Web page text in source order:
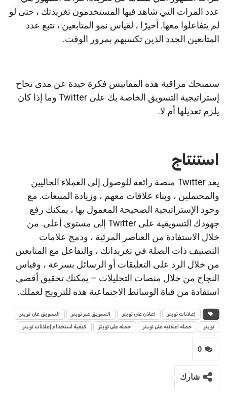
عدد المرات التي شاهد فيها المستخدمون تغريدتك ، حتى لو
لم يتفاعلوا معها. أخيرًا ، لقياس نمو المتابعين ، تتبع عدد
المتابعين الجدد الذين تكسبهم بمرور الوقت.
ستمنحك مراقبة هذه المقاييس فكرة جيدة عن مدى نجاح
إستراتيجية التسويق الخاصة بك على Twitter وما إذا كان
يلزم تعديلها أم لا.
استنتاج
يعد Twitter منصة رائعة للوصول إلى العملاء الحاليين
والمحتملين ، وبناء علاقات معهم ، وزيادة المبيعات. مع
وجود الإستراتيجية الصحيحة المعمول بها ، يمكنك رفع
جهودك التسويقية على Twitter إلى مستوى أعلى.
من
خلال الاستفادة من العناصر المرئية ، ودمج علامات
التصنيف ذات الصلة في تغريداتك ، والتفاعل مع المتابعين
من خلال الرد على التعليقات أو الرسائل بسرعة ، وقياس
النجاح من خلال منصات التحليلات – يمكنك تحقيق أقصى
استفادة من قناة الوسائط الاجتماعية هذه للترويج لعملك.
إعلانات تويتر اعلان على تويتر التسويق عبر تويتر التسويق على تويتر
تويتر حمله اعلانيه على تويتر حمله على تويتر كيفية استخدام إعلانات تويتر
0
شارك